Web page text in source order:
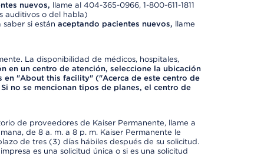
nuevos, llame al 404-365-0966, 1-800-611-1811
auditivos o del habla)
si están aceptando pacientes nuevos, llame
La disponibilidad de médicos, hospitales,
en un centro de atención, seleccione la ubicación
"About this facility" ("Acerca de este centro de
no se mencionan tipos de planes, el centro de
de proveedores de Kaiser Permanente, llame a
de 8 a. m. a 8 p. m. Kaiser Permanente le
de tres (3) días hábiles después de su solicitud.
es una solicitud única o si es una solicitud